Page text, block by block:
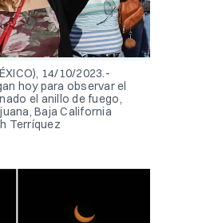
14/10/2023.-
hoy para observar el
el anillo de fuego,
Baja California
Terríquez